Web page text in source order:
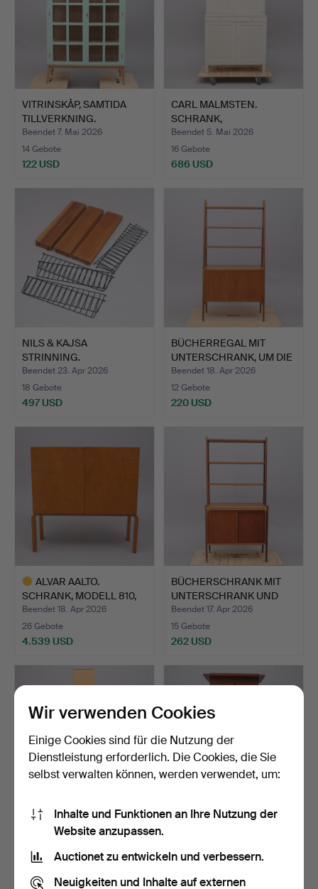
VITRINSKÅP, SAMTIDA
TILLVERKNING.
Beendet 7. Mai 2026
14 Gebote
122 USD
CARL MALMSTEN.
SCHRANK,
"HERRGÅRDEN", BODA…
Beendet 5. Mai 2026
16 Gebote
686 USD
NILS & KAJSA
STRINNING.
WANDREGALE, 3 STK.…
Beendet 23. Apr 2026
18 Gebote
497 USD
BÜCHERREGAL MIT
UNTERSCHRANK, UM DIE
MITTE…
Beendet 18. Apr 2026
12 Gebote
220 USD
ALVAR AALTO.
SCHRANK, MODELL 810,
UM DIE M…
Beendet 18. Apr 2026
26 Gebote
4.539 USD
BÜCHERSCHRANK MIT
UNTERSCHRANK UND
SCHREIB…
Beendet 17. Apr 2026
15 Gebote
262 USD
PETER J LASSEN.
MODULARES REGAL,
DREITEILI…
3 Gebote
317 USD
A.E. MØRCK. EIN
1.424 USD
Wir verwenden Cookies
Einige Cookies sind für die Nutzung der
Dienstleistung erforderlich. Die Cookies, die Sie
selbst verwalten können, werden verwendet, um:
Inhalte und Funktionen an Ihre Nutzung der
Website anzupassen.
Auctionet zu entwickeln und verbessern.
Neuigkeiten und Inhalte auf externen